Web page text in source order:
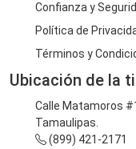
Confianza y
Política de
Términos y
Ubicación de la
Calle Matamoros
Tamaulipas.
(899) 421-2171